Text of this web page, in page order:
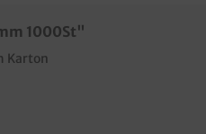
1000St"
Karton